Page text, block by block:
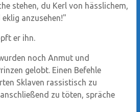
stehen, du Kerl von hässlichem,
anzusehen!"
er ihn.
noch Anmut und
gelobt. Einen Befehle
Sklaven rassistisch zu
zu töten, spräche